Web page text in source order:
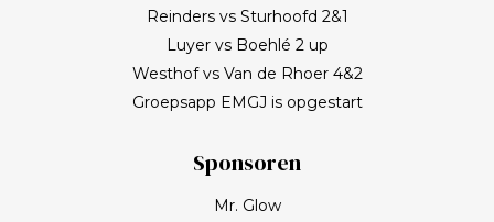
Reinders vs Sturhoofd 2&1
Luyer vs Boehlé 2 up
Westhof vs Van de Rhoer 4&2
Groepsapp EMGJ is opgestart
Sponsoren
Mr. Glow